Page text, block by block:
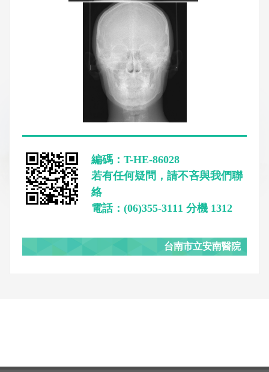
編碼：T-HE-86028
若有任何疑問，請不吝與我們聯
絡
電話：(06)355-3111 分機 1312
台南市立安南醫院